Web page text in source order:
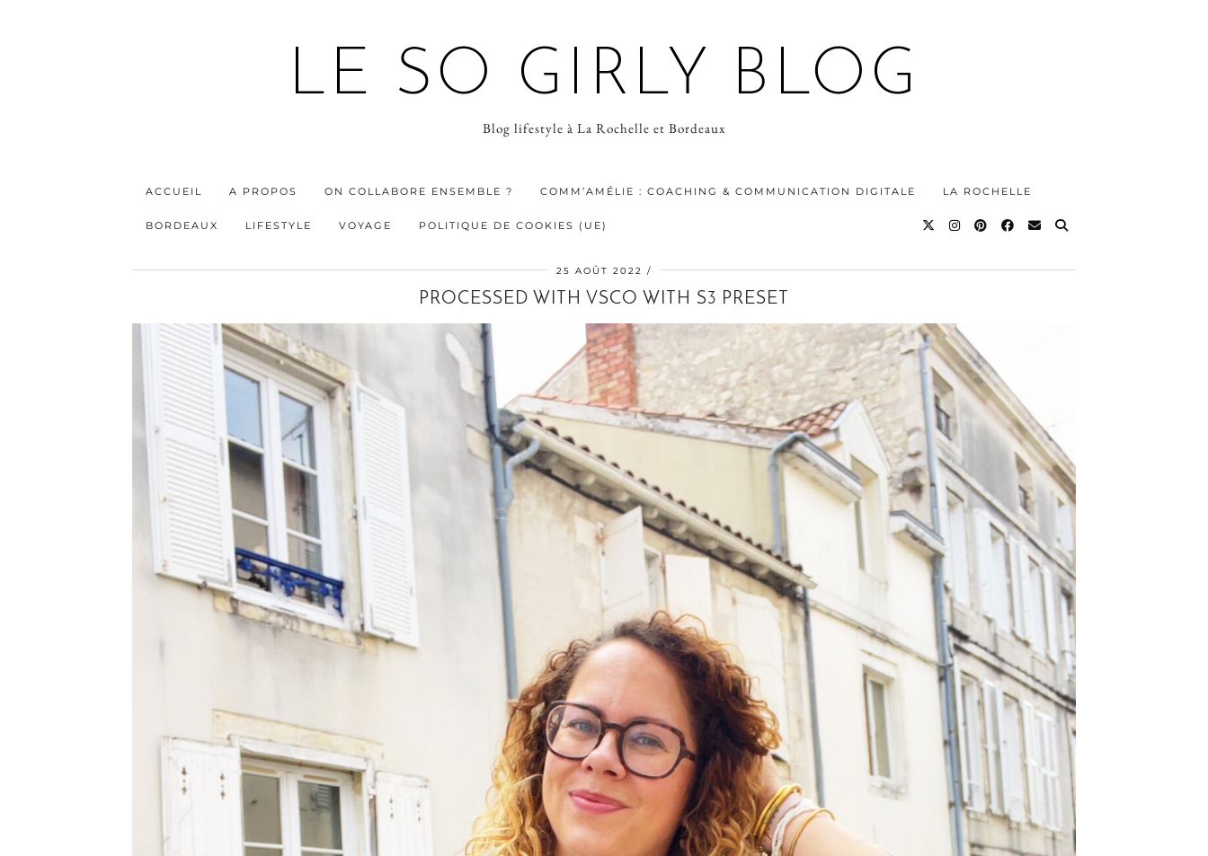
LE SO GIRLY BLOG
Blog lifestyle à La Rochelle et Bordeaux
ACCUEIL A PROPOS ON COLLABORE ENSEMBLE ? COMM’AMÉLIE : COACHING & COMMUNICATION DIGITALE LA ROCHELLE
BORDEAUX LIFESTYLE VOYAGE POLITIQUE DE COOKIES (UE)
25 AOÛT 2022
PROCESSED WITH VSCO WITH S3 PRESET